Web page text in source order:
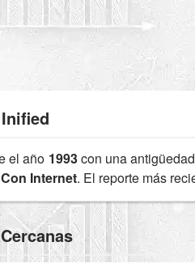
el año 1993con una
Con Internet. El reporte más